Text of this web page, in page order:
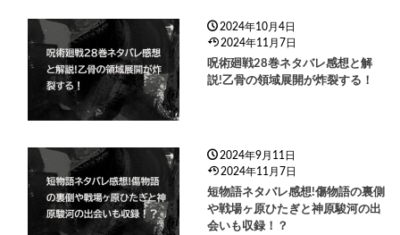
2024年10月4日
2024年11月7日
呪術廻戦28巻ネタバレ感想と解
説!乙骨の領域展開が炸裂する！
2024年9月11日
2024年11月7日
短物語ネタバレ感想!傷物語の裏側
や戦場ヶ原ひたぎと神原駿河の出
会いも収録！？